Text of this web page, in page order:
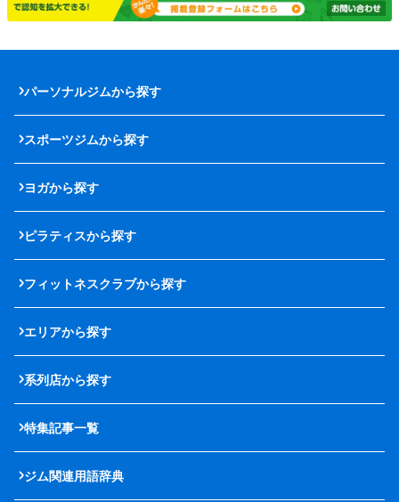
パーソナルジムから探す
スポーツジムから探す
ヨガから探す
ピラティスから探す
フィットネスクラブから探す
エリアから探す
系列店から探す
特集記事一覧
ジム関連用語辞典